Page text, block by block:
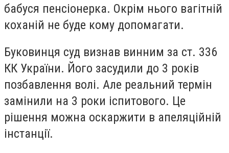
бабуся пенсіонерка. Окрім нього вагітній
коханій не буде кому допомагати.
Буковинця суд визнав винним за ст. 336
КК України. Його засудили до 3 років
позбавлення волі. Але реальний термін
замінили на 3 роки іспитового. Це
рішення можна оскаржити в апеляційній
інстанції.